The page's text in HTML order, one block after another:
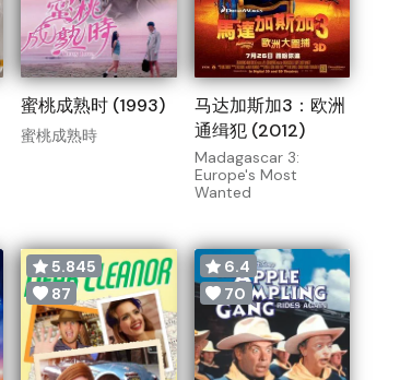
蜜桃成熟时 (1993)
蜜桃成熟時
马达加斯加3：欧洲
通缉犯 (2012)
Madagascar 3:
Europe's Most
Wanted
5.845
87
6.4
70